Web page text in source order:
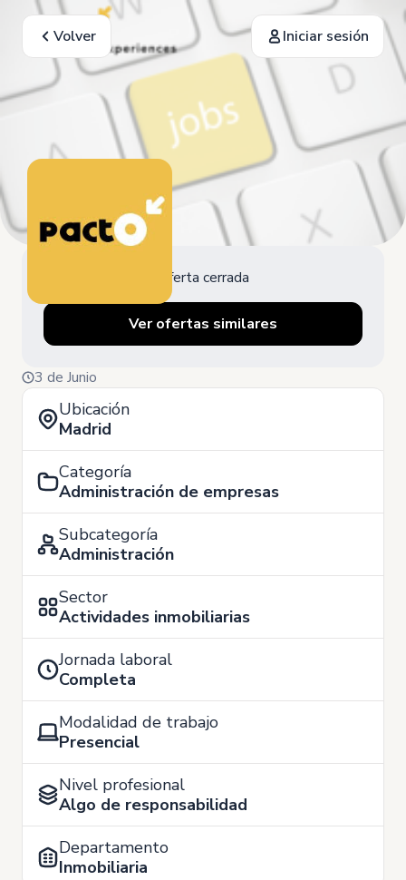
Volver Iniciar sesión
Oferta cerrada
Ver ofertas similares
3 de Junio
Ubicación
Madrid
Categoría
Administración de empresas
Subcategoría
Administración
Sector
Actividades inmobiliarias
Jornada laboral
Completa
Modalidad de trabajo
Presencial
Nivel profesional
Algo de responsabilidad
Departamento
Inmobiliaria